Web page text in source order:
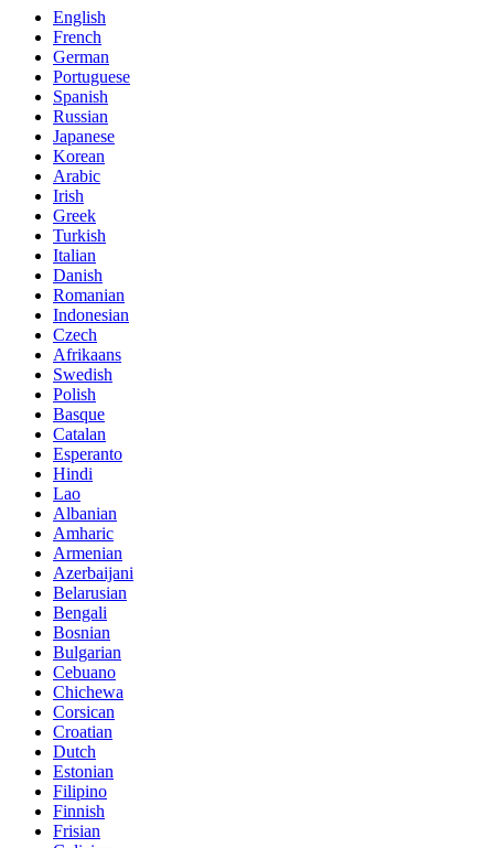
English
French
German
Portuguese
Spanish
Russian
Japanese
Korean
Arabic
Irish
Greek
Turkish
Italian
Danish
Romanian
Indonesian
Czech
Afrikaans
Swedish
Polish
Basque
Catalan
Esperanto
Hindi
Lao
Albanian
Amharic
Armenian
Azerbaijani
Belarusian
Bengali
Bosnian
Bulgarian
Cebuano
Chichewa
Corsican
Croatian
Dutch
Estonian
Filipino
Finnish
Frisian